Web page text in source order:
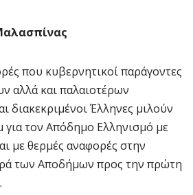
που κυβερνητικοί παράγοντες
αλλά και παλαιοτέρων
διακεκριμένοι Έλληνες μιλούν
τον Απόδημο Ελληνισμό με
με θερμές αναφορές στην
των Αποδήμων προς την πρώτη